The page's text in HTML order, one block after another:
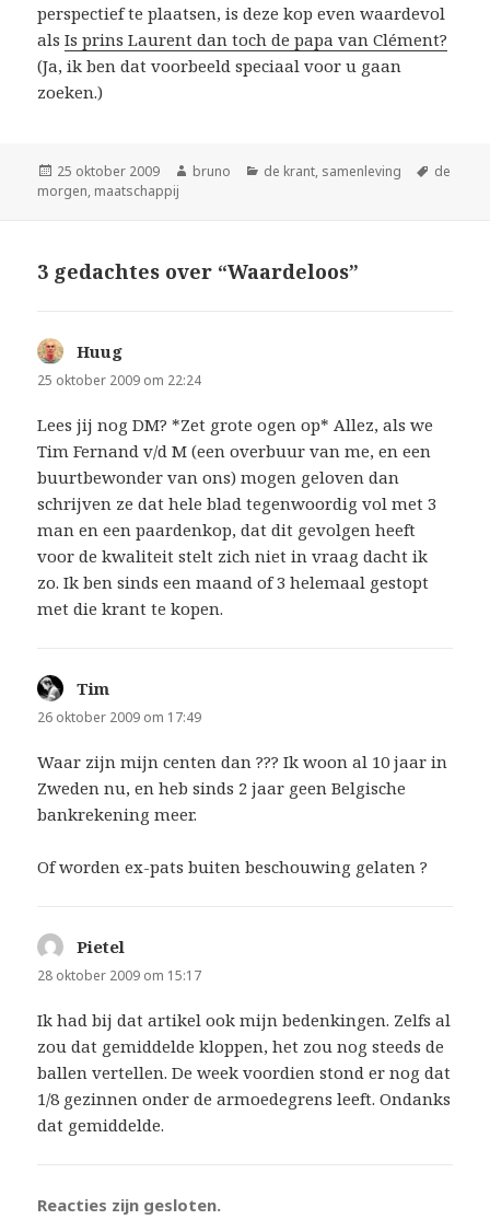
perspectief te plaatsen, is deze kop even waardevol
alsIs prins Laurent dan toch de papa van Clément?
(Ja, ik ben dat voorbeeld speciaal voor u gaan
zoeken.)
Geplaatst
op
25 oktober 2009 Auteur
bruno Categorieën
de krant, samenleving Tags
de
morgen, maatschappij
3 gedachtes over “Waardeloos”
Huug
25 oktober 2009 om 22:24
Lees jij nog DM? *Zet grote ogen op* Allez, als we
Tim Fernand v/d M (een overbuur van me, en een
buurtbewonder van ons) mogen geloven dan
schrijven ze dat hele blad tegenwoordig vol met 3
man en een paardenkop, dat dit gevolgen heeft
voor de kwaliteit stelt zich niet in vraag dacht ik
zo. Ik ben sinds een maand of 3 helemaal gestopt
met die krant te kopen.
Tim
26 oktober 2009 om 17:49
Waar zijn mijn centen dan ??? Ik woon al 10 jaar in
Zweden nu, en heb sinds 2 jaar geen Belgische
bankrekening meer.
Of worden ex-pats buiten beschouwing gelaten ?
Pietel
28 oktober 2009 om 15:17
Ik had bij dat artikel ook mijn bedenkingen. Zelfs al
zou dat gemiddelde kloppen, het zou nog steeds de
ballen vertellen. De week voordien stond er nog dat
1/8 gezinnen onder de armoedegrens leeft. Ondanks
dat gemiddelde.
Reacties zijn gesloten.